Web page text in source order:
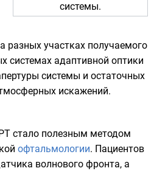
системы.
разных участках получаемого
системах адаптивной оптики
системы и остаточных
искажений.
стало полезным методом
офтальмологии. Пациентов
волнового фронта, а